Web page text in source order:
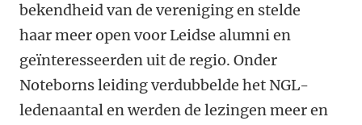
bekendheid van de vereniging en stelde
haar meer open voor Leidse alumni en
geïnteresseerden uit de regio. Onder
Noteborns leiding verdubbelde het NGL-
ledenaantal en werden de lezingen meer en